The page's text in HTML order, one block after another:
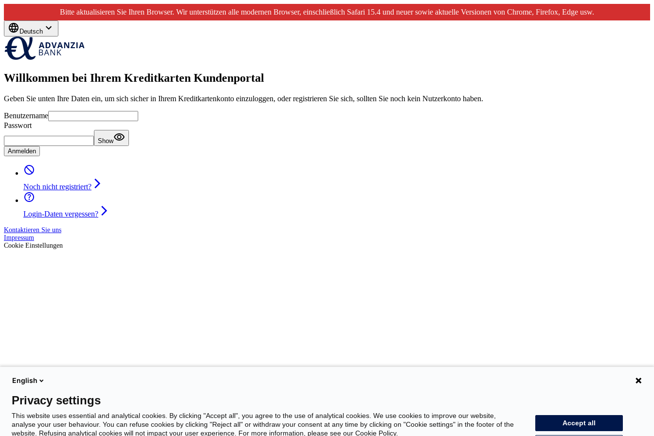
Bitte aktualisieren Sie Ihren Browser. Wir unterstützen alle modernen Browser, einschließlich Safari 15.4 und neuer sowie aktuelle Versionen von Chrome, Firefox, Edge usw.
Deutsch
Willkommen bei Ihrem Kreditkarten Kundenportal
Geben Sie unten Ihre Daten ein, um sich sicher in Ihrem Kreditkartenkonto einzuloggen, oder registrieren Sie sich, sollten Sie noch kein Nutzerkonto haben.
Benutzername
Passwort
Show
Anmelden
Noch nicht registriert?
Login-Daten vergessen?
Kontaktieren Sie uns
Impressum
Cookie Einstellungen
English
Privacy settings
This website uses essential and analytical cookies. By clicking "Accept all", you agree to the use of analytical cookies. We use cookies to improve our website,
analyse your user behaviour. You can refuse cookies by clicking "Reject all" or withdraw your consent at any time by clicking on "Cookie settings" in the footer of the
website. Refusing analytical cookies will not impact your user experience. For more information, please see our Cookie Policy.
Accept all